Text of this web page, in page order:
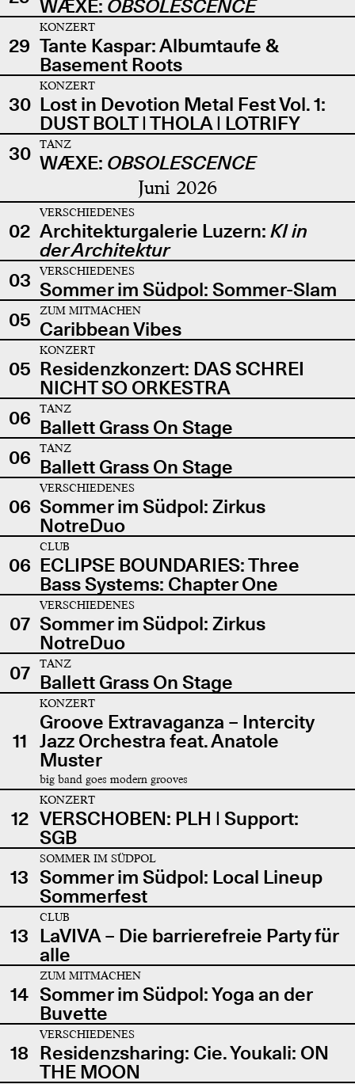
WÆXE: OBSOLESCENCE
29
KONZERT
Tante Kaspar: Albumtaufe &
Basement Roots
30
KONZERT
Lost in Devotion Metal Fest Vol. 1:
DUST BOLT | THOLA | LOTRIFY
30
TANZ
WÆXE: OBSOLESCENCE
Juni 2026
02
VERSCHIEDENES
Architekturgalerie Luzern: KI in
der Architektur
03
VERSCHIEDENES
Sommer im Südpol: Sommer-Slam
05
ZUM MITMACHEN
Caribbean Vibes
05
KONZERT
Residenzkonzert: DAS SCHREI
NICHT SO ORKESTRA
06
TANZ
Ballett Grass On Stage
06
TANZ
Ballett Grass On Stage
06
VERSCHIEDENES
Sommer im Südpol: Zirkus
NotreDuo
06
CLUB
ECLIPSE BOUNDARIES: Three
Bass Systems: Chapter One
07
VERSCHIEDENES
Sommer im Südpol: Zirkus
NotreDuo
07
TANZ
Ballett Grass On Stage
11
KONZERT
Groove Extravaganza – Intercity
Jazz Orchestra feat. Anatole
Muster
big band goes modern grooves
12
KONZERT
VERSCHOBEN: PLH | Support:
SGB
13
SOMMER IM SÜDPOL
Sommer im Südpol: Local Lineup
Sommerfest
13
CLUB
LaVIVA – Die barrierefreie Party für
alle
14
ZUM MITMACHEN
Sommer im Südpol: Yoga an der
Buvette
18
VERSCHIEDENES
Residenzsharing: Cie. Youkali: ON
THE MOON